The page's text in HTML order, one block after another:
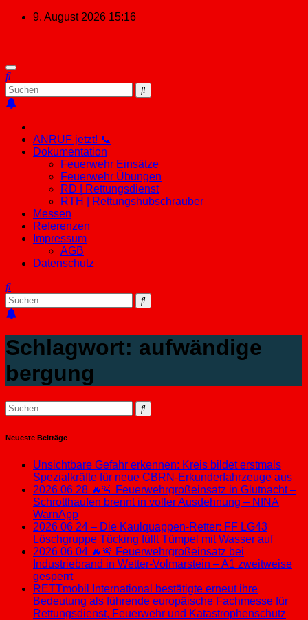
Zum
9. August 2026 15:16
ANRUF jetzt! 📞
Dokumentation
Feuerwehr Einsätze
Feuerwehr Übungen
RD | Rettungsdienst
RTH | Rettungshubschrauber
Messen
Referenzen
Impressum
AGB
Datenschutz
Schlagwort: aufwändige
bergung
Neueste Beiträge
Unsichtbare Gefahr erkennen: Kreis bildet erstmals
Spezialkräfte für neue CBRN-Erkunderfahrzeuge aus
2026 06 28 🔥🚨 Feuerwehrgroßeinsatz in Glutnacht –
Schrotthaufen brennt in voller Ausdehnung – NINA
WarnApp
2026 06 24 – Die Kaulquappen-Retter: FF LG43
Löschgruppe Tücking füllt Tümpel mit Wasser auf
2026 06 04 🔥🚨 Feuerwehrgroßeinsatz bei
Industriebrand in Wetter-Volmarstein – A1 zweitweise
gesperrt
RETTmobil International bestätigte erneut ihre
Bedeutung als führende europäische Fachmesse für
Rettungsdienst, Feuerwehr und Katastrophenschutz